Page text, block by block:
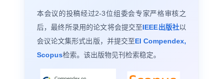
本会议的投稿经过2-3位组委会专家严格审核之
后，最终所录用的论文将会提交至IEEE出版社以
会议论文集形式出版，并提交至EI Compendex,
Scopus检索。该出版物见刊检索稳定。